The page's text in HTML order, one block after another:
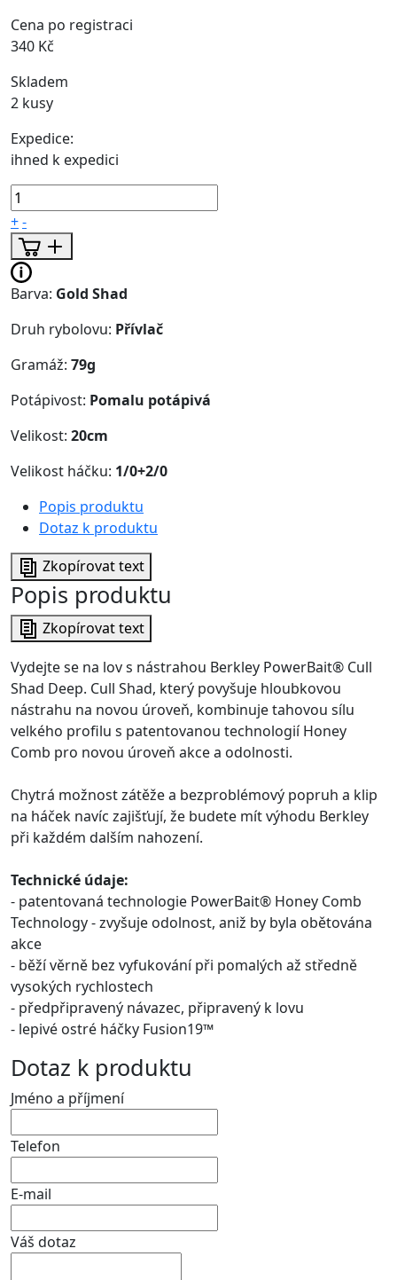
Cena po registraci
340 Kč
Skladem
2 kusy
Expedice:
ihned k expedici
+-
Barva: Gold Shad
Druh rybolovu: Přívlač
Gramáž: 79g
Potápivost: Pomalu potápivá
Velikost: 20cm
Velikost háčku: 1/0+2/0
Popis produktu
Dotaz k produktu
Zkopírovat text
Popis produktu
Zkopírovat text
Vydejte se na lov s nástrahou Berkley PowerBait® Cull
Shad Deep. Cull Shad, který povyšuje hloubkovou
nástrahu na novou úroveň, kombinuje tahovou sílu
velkého profilu s patentovanou technologií Honey
Comb pro novou úroveň akce a odolnosti.
Chytrá možnost zátěže a bezproblémový popruh a klip
na háček navíc zajišťují, že budete mít výhodu Berkley
při každém dalším nahození.
Technické údaje:
- patentovaná technologie PowerBait® Honey Comb
Technology - zvyšuje odolnost, aniž by byla obětována
akce
- běží věrně bez vyfukování při pomalých až středně
vysokých rychlostech
- předpřipravený návazec, připravený k lovu
- lepivé ostré háčky Fusion19™
Dotaz k produktu
Jméno a příjmení
Telefon
E-mail
Váš dotaz